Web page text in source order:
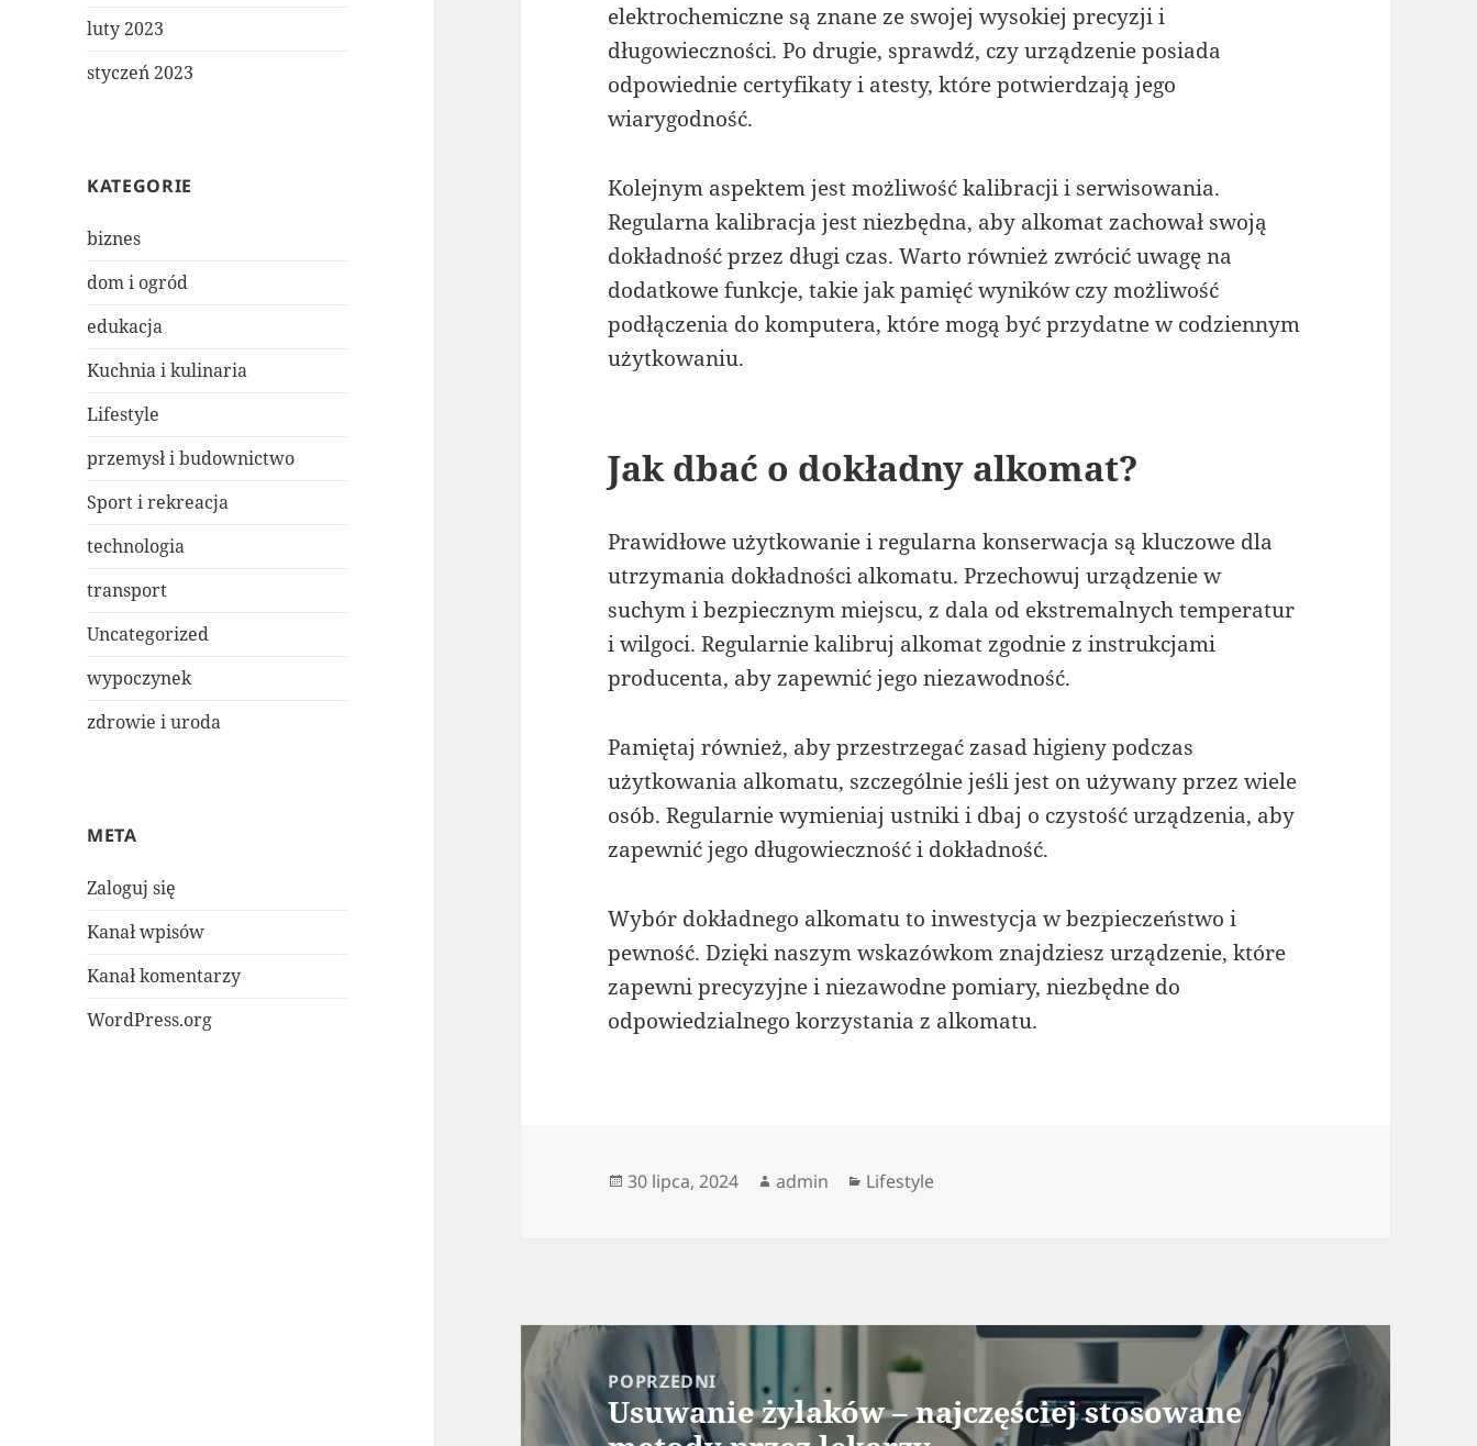
luty 2023
styczeń 2023
KATEGORIE
biznes
dom i ogród
edukacja
Kuchnia i kulinaria
Lifestyle
przemysł i budownictwo
Sport i rekreacja
technologia
transport
Uncategorized
wypoczynek
zdrowie i uroda
META
Zaloguj się
Kanał wpisów
Kanał komentarzy
WordPress.org
elektrochemiczne są znane ze swojej wysokiej precyzji i
długowieczności. Po drugie, sprawdź, czy urządzenie posiada
odpowiednie certyfikaty i atesty, które potwierdzają jego
wiarygodność.
Kolejnym aspektem jest możliwość kalibracji i serwisowania.
Regularna kalibracja jest niezbędna, aby alkomat zachował swoją
dokładność przez długi czas. Warto również zwrócić uwagę na
dodatkowe funkcje, takie jak pamięć wyników czy możliwość
podłączenia do komputera, które mogą być przydatne w codziennym
użytkowaniu.
Jak dbać o dokładny alkomat?
Prawidłowe użytkowanie i regularna konserwacja są kluczowe dla
utrzymania dokładności alkomatu. Przechowuj urządzenie w
suchym i bezpiecznym miejscu, z dala od ekstremalnych temperatur
i wilgoci. Regularnie kalibruj alkomat zgodnie z instrukcjami
producenta, aby zapewnić jego niezawodność.
Pamiętaj również, aby przestrzegać zasad higieny podczas
użytkowania alkomatu, szczególnie jeśli jest on używany przez wiele
osób. Regularnie wymieniaj ustniki i dbaj o czystość urządzenia, aby
zapewnić jego długowieczność i dokładność.
Wybór dokładnego alkomatu to inwestycja w bezpieczeństwo i
pewność. Dzięki naszym wskazówkom znajdziesz urządzenie, które
zapewni precyzyjne i niezawodne pomiary, niezbędne do
odpowiedzialnego korzystania z alkomatu.
Data
30 lipca, 2024 Autor
admin Kategorie
Lifestyle
Nawigacja
wpisu
POPRZEDNI
Poprzedni
Usuwanie żylaków – najczęściej stosowane